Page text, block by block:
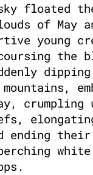
floated
of May
young
the
ending